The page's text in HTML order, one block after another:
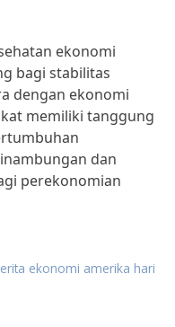
ekonomi
bagi stabilitas
dengan ekonomi
memiliki tanggung
dan
perekonomian
ekonomi amerika hari